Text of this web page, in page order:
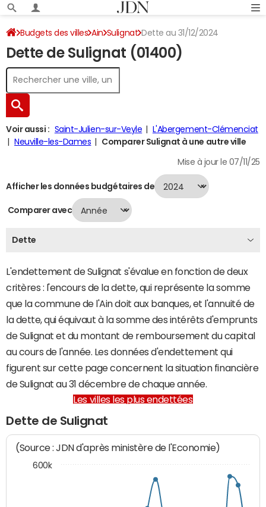
Budgets des villes Ain Sulignat Dette au 31/12/2024
Dette de Sulignat (01400)
Voir aussi : Saint-Julien-sur-Veyle
L'Abergement-Clémenciat
Neuville-les-Dames
Comparer Sulignat à une autre ville
Mise à jour le 07/11/25
Afficher les données budgétaires de
Comparer avec
Dette
L'endettement de Sulignat s'évalue en fonction de deux
critères : l'encours de la dette, qui représente la somme
que la commune de l'Ain doit aux banques, et l'annuité de
la dette, qui équivaut à la somme des intérêts d'emprunts
de Sulignat et du montant de remboursement du capital
au cours de l'année. Les données d'endettement qui
figurent sur cette page concernent la situation financière
de Sulignat au 31 décembre de chaque année.
Les villes les plus endettées
Dette de Sulignat
(Source : JDN d'après ministère de l'Economie)
600k